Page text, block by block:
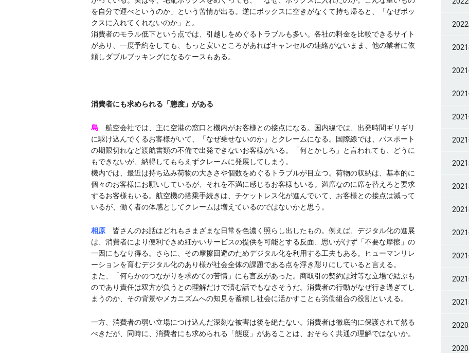
を自分で運べというのか」という苦情が出る。逆にボックスに空きがなくて持ち帰ると、「なぜボッ
クスに入れてくれないのか」と。
消費者のモラル低下という点では、引越しをめぐるトラブルも多い。各社の料金を比較できるサイト
があり、一度予約をしても、もっと安いところがあればキャンセルの連絡がないまま、他の業者に依
頼しダブルブッキングになるケースもある。
消費者にも求められる「態度」がある
島 航空会社では、主に空港の窓口と機内がお客様との接点になる。国内線では、出発時間ギリギリ
に駆け込んでくるお客様がいて、「なぜ乗せないのか」とクレームになる。国際線では、パスポート
の期限切れなど渡航書類の不備で出発できないお客様がいる。「何とかしろ」と言われても、どうに
もできないが、納得してもらえずクレームに発展してしまう。
機内では、最近は持ち込み荷物の大きさや個数をめぐるトラブルが目立つ。荷物の収納は、基本的に
個々のお客様にお願いしているが、それを不満に感じるお客様もいる。満席なのに席を替えろと要求
するお客様もいる。航空機の搭乗手続きは、チケットレス化が進んでいて、お客様との接点は減って
いるが、働く者の体感としてクレームは増えているのではないかと思う。
相原皆さんのお話はどれもさまざまな日常を色濃く照らし出したもの。例えば、デジタル化の進展
は、消費者により便利できめ細かいサービスの提供を可能とする反面、思いがけず「不要な摩擦」の
一因にもなり得る。さらに、その摩擦回避のためデジタル化を利用する工夫もある。ヒューマンリレ
ーションを育むデジタル化のあり様が社会全体の課題である点を浮き彫りにしていると言える。
また、「何らかのつながりを求めての苦情」にも言及があった。商取引の契約は対等な立場で結ぶも
のであり責任は双方が負うとの理解だけで済む話でもなさそうだ。消費者の行動がなぜ行き過ぎてし
まうのか、その背景やメカニズムへの知見を蓄積し社会に活かすことも労働組合の役割といえる。
一方、消費者の弱い立場につけ込んだ深刻な被害は後を絶たない。消費者は徹底的に保護されて然る
べきだが、同時に、消費者にも求められる「態度」があることは、おそらく共通の理解ではないか。